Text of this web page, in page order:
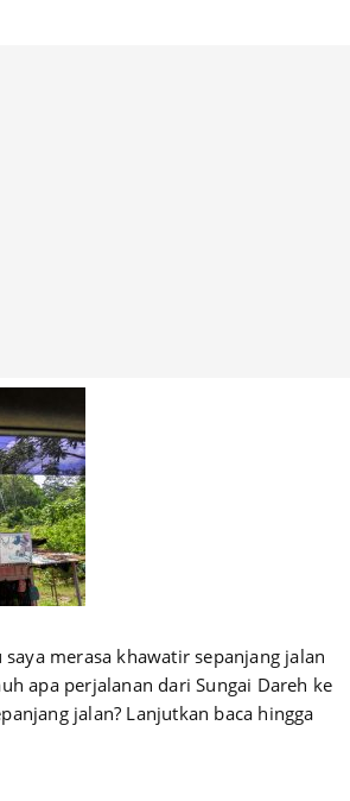
merasa khawatir sepanjang jalan
apa perjalanan dari Sungai Dareh ke
jalan? Lanjutkan baca hingga